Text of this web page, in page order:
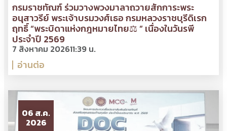
กรมราชทัณฑ์ ร่วมวางพวงมาลาถวายสักการะพระ
อนุสาวรีย์ พระเจ้าบรมวงศ์เธอ กรมหลวงราชบุรีดิเรก
ฤทธิ์ “พระบิดาแห่งกฎหมายไทย⚖ ” เนื่องในวันรพี
ประจำปี 2569
7 สิงหาคม 202611:39 น.
อ่านต่อ
06 ส.ค.
2026